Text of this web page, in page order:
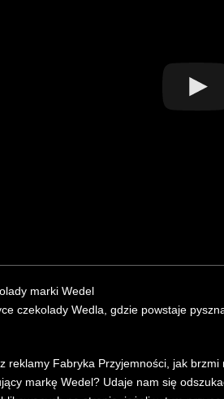
marki Wedel
czekolady Wedla, gdzie powstaje
reklamy Fabryka Przyjemności, jak
markę Wedel? Udaje nam się